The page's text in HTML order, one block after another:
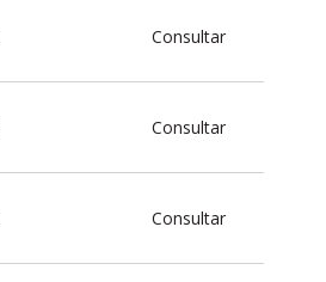
Consultar
Consultar
Consultar